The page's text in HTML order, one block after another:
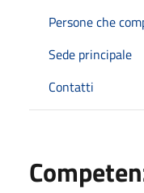
Persone che
Sede principale
Contatti